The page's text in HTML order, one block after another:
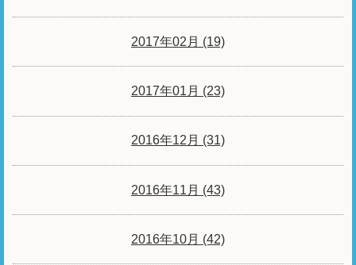
2017年02月 (19)
2017年01月 (23)
2016年12月 (31)
2016年11月 (43)
2016年10月 (42)